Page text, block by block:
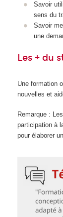
Savoir
sens du
Savoir
une
Les + du
Une formation
nouvelles et
Remarque :
participation à
pour élaborer